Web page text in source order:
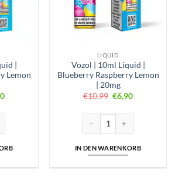
|
Lemon
Aktueller
| Blueberry Raspberry Lemon | 14,5mg Menge
LIQUID
Vozol | 10ml Liquid |
Blueberry Raspberry Lemon
| 20mg
€10,99 Ursprünglicher
Preis
€6,90Aktueller
Vozol | 10ml Liquid |
IN DEN WARENKORB